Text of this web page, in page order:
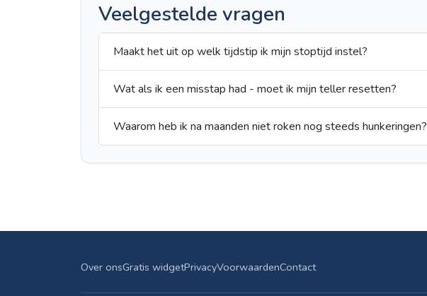
Veelgestelde vragen
Maakt het uit op welk tijdstip ik mijn stoptijd instel?
Wat als ik een misstap had - moet ik mijn teller resetten?
Waarom heb ik na maanden niet roken nog steeds hunkeringen?
Over onsGratis widgetPrivacyVoorwaardenContact